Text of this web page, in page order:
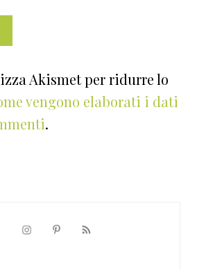
Akismet per ridurre lo
vengono elaborati i dati
.